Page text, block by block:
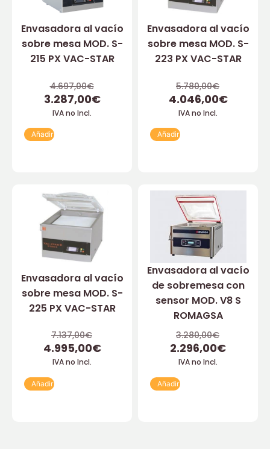
Envasadora al vacío
sobre mesa MOD. S-
215 PX VAC-STAR
4.697,00€
3.287,00€
IVA no Incl.
Añadir
Envasadora al vacío
sobre mesa MOD. S-
223 PX VAC-STAR
5.780,00€
4.046,00€
IVA no Incl.
Añadir
Envasadora al vacío
sobre mesa MOD. S-
225 PX VAC-STAR
7.137,00€
4.995,00€
IVA no Incl.
Añadir
Envasadora al vacío
de sobremesa con
sensor MOD. V8 S
ROMAGSA
3.280,00€
2.296,00€
IVA no Incl.
Añadir